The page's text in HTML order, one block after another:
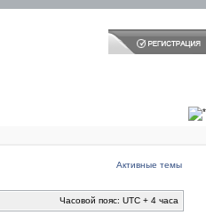
Активные темы
Часовой пояс: UTC + 4 часа